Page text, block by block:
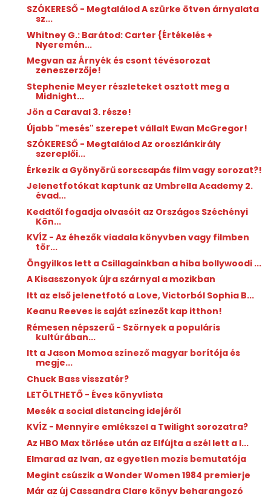
SZÓKERESŐ - Megtalálod A szürke ötven árnyalata
sz...
Whitney G.: Barátod: ​Carter {Értékelés +
Nyeremén...
Megvan az Árnyék és csont tévésorozat
zeneszerzője!
Stephenie Meyer részleteket osztott meg a
Midnight...
Jön a Caraval 3. része!
Újabb "mesés" szerepet vállalt Ewan McGregor!
SZÓKERESŐ - Megtalálod Az oroszlánkirály
szereplői...
Érkezik a Gyönyörű sorscsapás film vagy sorozat?!
Jelenetfotókat kaptunk az Umbrella Academy 2.
évad...
Keddtől fogadja olvasóit az Országos Széchényi
Kön...
KVÍZ - Az éhezők viadala könyvben vagy filmben
tör...
Öngyilkos lett a Csillagainkban a hiba bollywoodi ...
A Kisasszonyok újra szárnyal a mozikban
Itt az első jelenetfotó a Love, Victorból Sophia B...
Keanu Reeves is saját színezőt kap itthon!
Rémesen népszerű - Szörnyek a populáris
kultúrában...
Itt a Jason Momoa színező magyar borítója és
megje...
Chuck Bass visszatér?
LETÖLTHETŐ - Éves könyvlista
Mesék a social distancing idejéről
KVÍZ - Mennyire emlékszel a Twilight sorozatra?
Az HBO Max törlése után az Elfújta a szél lett a l...
Elmarad az Ivan, az egyetlen mozis bemutatója
Megint csúszik a Wonder Women 1984 premierje
Már az új Cassandra Clare könyv beharangozó